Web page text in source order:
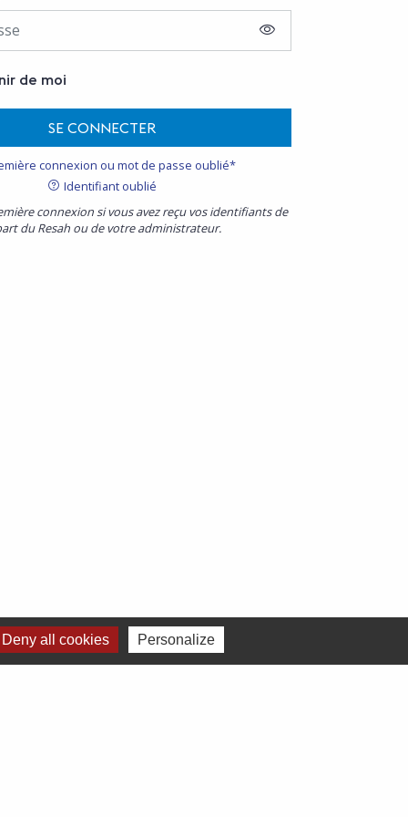
AFFICHER LE MOT
de moi
SE CONNECTER
connexion ou mot de passe oublié*
Identifiant oublié
connexion si vous avez reçu vos identifiants de
du Resah ou de votre administrateur.
Deny all cookies Personalize